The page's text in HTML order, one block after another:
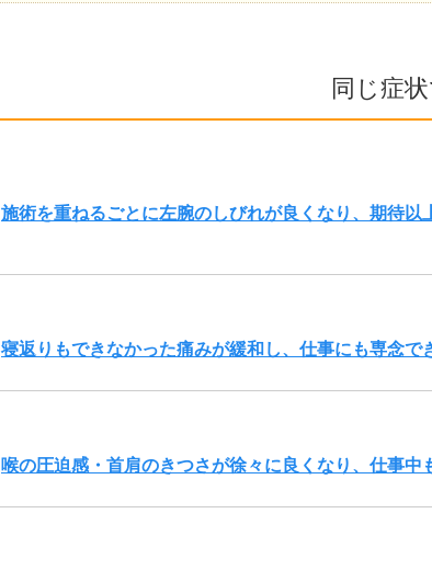
同じ症
施術を重ねるごとに左腕のしびれが良くなり、期待以
寝返りもできなかった痛みが緩和し、仕事にも専念で
喉の圧迫感・首肩のきつさが徐々に良くなり、仕事